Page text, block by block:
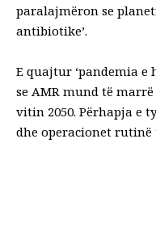
paralajmëron se
antibiotike’.
E quajtur ‘pandemia
se AMR mund të
vitin 2050. Përhapja e
dhe operacionet